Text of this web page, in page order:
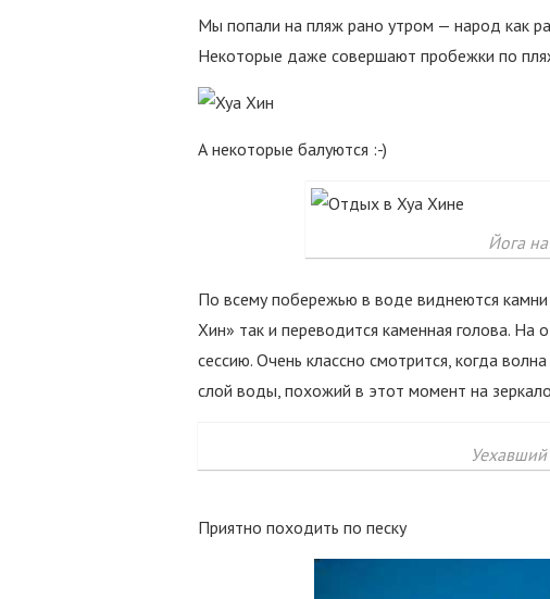
Мы попали на пляж рано утром — народ как
Некоторые даже совершают пробежки по
А некоторые балуются :-)
Йога
По всему побережью в воде виднеются камни
Хин» так и переводится каменная голова.
сессию. Очень классно смотрится, когда
слой воды, похожий в этот момент на
Уехавший
Приятно походить по песку